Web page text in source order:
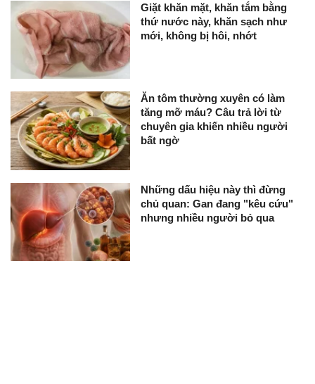
Giặt khăn mặt, khăn tắm bằng
thứ nước này, khăn sạch như
mới, không bị hôi, nhớt
Ăn tôm thường xuyên có làm
tăng mỡ máu? Câu trả lời từ
chuyên gia khiến nhiều người
bất ngờ
Những dấu hiệu này thì đừng
chủ quan: Gan đang "kêu cứu"
nhưng nhiều người bỏ qua